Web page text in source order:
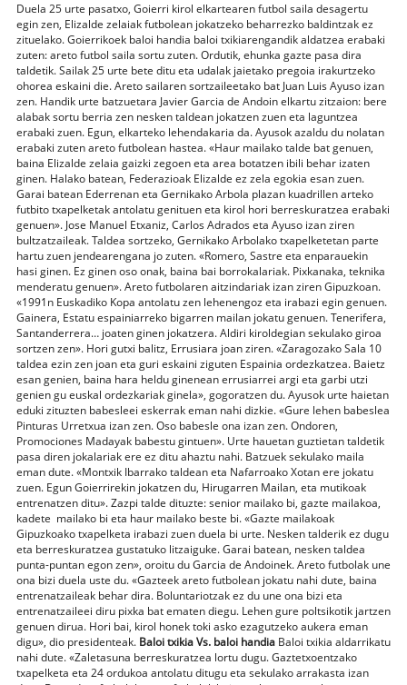
Duela 25 urte pasatxo, Goierri kirol elkartearen futbol saila desagertu
egin zen, Elizalde zelaiak futbolean jokatzeko beharrezko baldintzak ez
zituelako. Goierrikoek baloi handia baloi txikiarengandik aldatzea erabaki
zuten: areto futbol saila sortu zuten. Ordutik, ehunka gazte pasa dira
taldetik. Sailak 25 urte bete ditu eta udalak jaietako pregoia irakurtzeko
ohorea eskaini die. Areto sailaren sortzaileetako bat Juan Luis Ayuso izan
zen. Handik urte batzuetara Javier Garcia de Andoin elkartu zitzaion: bere
alabak sortu berria zen nesken taldean jokatzen zuen eta laguntzea
erabaki zuen. Egun, elkarteko lehendakaria da. Ayusok azaldu du nolatan
erabaki zuten areto futbolean hastea. «Haur mailako talde bat genuen,
baina Elizalde zelaia gaizki zegoen eta area botatzen ibili behar izaten
ginen. Halako batean, Federazioak Elizalde ez zela egokia esan zuen.
Garai batean Ederrenan eta Gernikako Arbola plazan kuadrillen arteko
futbito txapelketak antolatu genituen eta kirol hori berreskuratzea erabaki
genuen». Jose Manuel Etxaniz, Carlos Adrados eta Ayuso izan ziren
bultzatzaileak. Taldea sortzeko, Gernikako Arbolako txapelketetan parte
hartu zuen jendearengana jo zuten. «Romero, Sastre eta enparauekin
hasi ginen. Ez ginen oso onak, baina bai borrokalariak. Pixkanaka, teknika
menderatu genuen». Areto futbolaren aitzindariak izan ziren Gipuzkoan.
«1991n Euskadiko Kopa antolatu zen lehenengoz eta irabazi egin genuen.
Gainera, Estatu espainiarreko bigarren mailan jokatu genuen. Tenerifera,
Santanderrera… joaten ginen jokatzera. Aldiri kiroldegian sekulako giroa
sortzen zen». Hori gutxi balitz, Errusiara joan ziren. «Zaragozako Sala 10
taldea ezin zen joan eta guri eskaini ziguten Espainia ordezkatzea. Baietz
esan genien, baina hara heldu ginenean errusiarrei argi eta garbi utzi
genien gu euskal ordezkariak ginela», gogoratzen du. Ayusok urte haietan
eduki zituzten babesleei eskerrak eman nahi dizkie. «Gure lehen babeslea
Pinturas Urretxua izan zen. Oso babesle ona izan zen. Ondoren,
Promociones Madayak babestu gintuen». Urte hauetan guztietan taldetik
pasa diren jokalariak ere ez ditu ahaztu nahi. Batzuek sekulako maila
eman dute. «Montxik Ibarrako taldean eta Nafarroako Xotan ere jokatu
zuen. Egun Goierrirekin jokatzen du, Hirugarren Mailan, eta mutikoak
entrenatzen ditu». Zazpi talde dituzte: senior mailako bi, gazte mailakoa,
kadete mailako bi eta haur mailako beste bi. «Gazte mailakoak
Gipuzkoako txapelketa irabazi zuen duela bi urte. Nesken talderik ez dugu
eta berreskuratzea gustatuko litzaiguke. Garai batean, nesken taldea
punta-puntan egon zen», oroitu du Garcia de Andoinek. Areto futbolak une
ona bizi duela uste du. «Gazteek areto futbolean jokatu nahi dute, baina
entrenatzaileak behar dira. Boluntariotzak ez du une ona bizi eta
entrenatzaileei diru pixka bat ematen diegu. Lehen gure poltsikotik jartzen
genuen dirua. Hori bai, kirol honek toki asko ezagutzeko aukera eman
digu», dio presidenteak. Baloi txikia Vs. baloi handiaBaloi txikia aldarrikatu
nahi dute. «Zaletasuna berreskuratzea lortu dugu. Gaztetxoentzako
txapelketa eta 24 ordukoa antolatu ditugu eta sekulako arrakasta izan